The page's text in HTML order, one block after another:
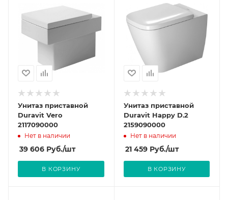
Унитаз приставной
Duravit Vero
2117090000
Нет в наличии
39 606 Руб./шт
В КОРЗИНУ
Унитаз приставной
Duravit Happy D.2
2159090000
Нет в наличии
21 459Руб./шт
В КОРЗИНУ